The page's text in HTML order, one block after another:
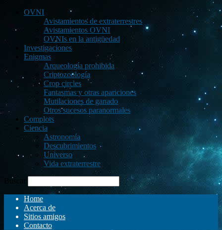
OVNI
Avistamientos de extraterrestres
Avistamientos OVNI
OVNIs en la antigüedad
Investigaciones
Enigmas
Arqueología prohibida
Criptozoología
Crop circles
Fantasmas y otras apariciones
Mutilaciones de ganado
Otros sucesos paranormales
Complots
Ciencia
Astronomía
Descubrimientos
Universo
Vida extraterrestre
Buscar
Home
Acerca de
Sitios amigos
Contacto